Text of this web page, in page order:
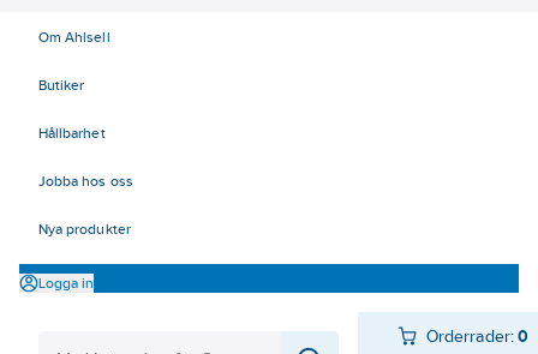
Om Ahlsell
Butiker
Hållbarhet
Jobba hos oss
Nya produkter
Logga in
Orderrader:0